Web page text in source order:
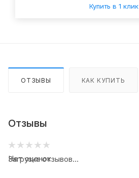
Купить в 1 клик
ОТЗЫВЫ КАК КУПИТЬ
Отзывы
Нет оценок
Загрузка отзывов...